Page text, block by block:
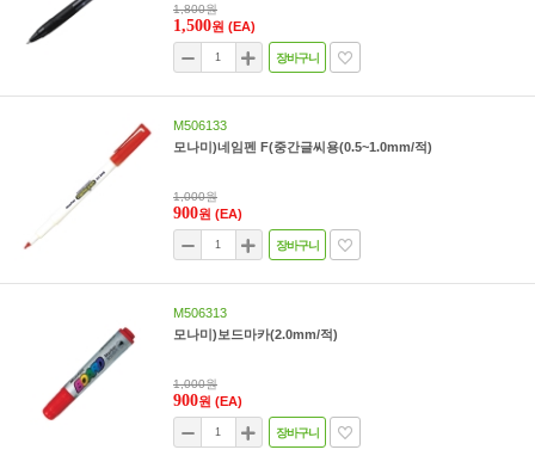
1,800원
1,500원 (EA)
장바구니
M506133
모나미)네임펜 F(중간글씨용(0.5~1.0mm/적)
1,000원
900원 (EA)
장바구니
M506313
모나미)보드마카(2.0mm/적)
1,000원
900원 (EA)
장바구니